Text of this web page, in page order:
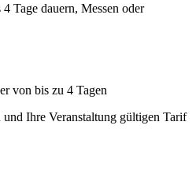
Tage dauern, Messen oder
von bis zu 4 Tagen
Ihre Veranstaltung gültigen Tarif